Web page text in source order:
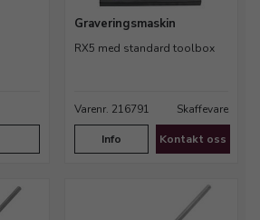
Graveringsmaskin
RX5 med standard toolbox
Varenr. 216791 Skaffevare
Info Kontakt oss